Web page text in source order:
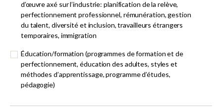
d’œuvre axé sur l’industrie: planification de la relève,
perfectionnement professionnel, rémunération, gestion
du talent, diversité et inclusion, travailleurs étrangers
temporaires, immigration
Éducation/formation (programmes de formation et de
perfectionnement, éducation des adultes, styles et
méthodes d’apprentissage, programme d’études,
pédagogie)